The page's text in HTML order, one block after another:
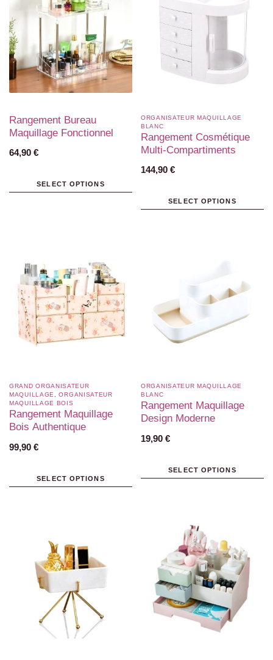
Rangement Bureau
Maquillage Fonctionnel
64,90 €
SELECT OPTIONS
ORGANISATEUR MAQUILLAGE
BLANC​
Rangement Cosmétique
Multi-Compartiments
144,90 €
SELECT OPTIONS
GRAND ORGANISATEUR
MAQUILLAGE
,ORGANISATEUR
MAQUILLAGE BOIS
Rangement Maquillage
Bois Authentique
99,90 €
SELECT OPTIONS
ORGANISATEUR MAQUILLAGE
BLANC​
Rangement Maquillage
Design Moderne
19,90 €
SELECT OPTIONS